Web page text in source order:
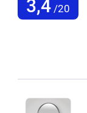
3,4 /20